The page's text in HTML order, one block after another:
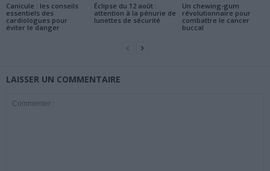
Canicule : les conseils
essentiels des
cardiologues pour
éviter le danger
Éclipse du 12 août :
attention à la pénurie de
lunettes de sécurité
Un chewing-gum
révolutionnaire pour
combattre le cancer
buccal
LAISSER UN COMMENTAIRE